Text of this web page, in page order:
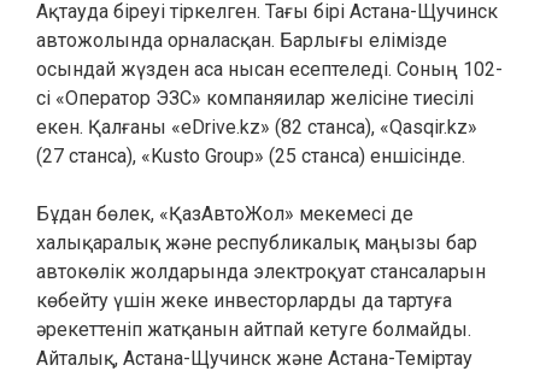
Ақтауда біреуі тіркелген. Тағы бірі Астана-Щучинск
автожолында орналасқан. Барлығы елімізде
осындай жүзден аса нысан есептеледі. Соның 102-
сі «Оператор ЭЗС» компаняилар желісіне тиесілі
екен. Қалғаны «eDrive.kz» (82 станса), «Qasqir.kz»
(27 станса), «Kusto Group» (25 станса) еншісінде.
Бұдан бөлек, «ҚазАвтоЖол» мекемесі де
халықаралық және республикалық маңызы бар
автокөлік жолдарында электроқуат стансаларын
көбейту үшін жеке инвесторларды да тартуға
әрекеттеніп жатқанын айтпай кетуге болмайды.
Айталық, Астана-Щучинск және Астана-Теміртау